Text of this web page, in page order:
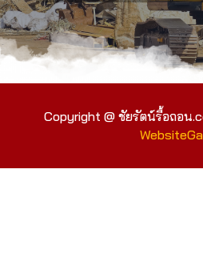
Copyright @ ชัยรัตน์รื้อถอน